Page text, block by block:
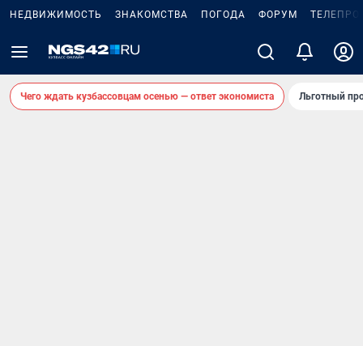
НЕДВИЖИМОСТЬ ЗНАКОМСТВА ПОГОДА ФОРУМ
Чего ждать кузбассовцам осенью — ответ экономиста Льготный